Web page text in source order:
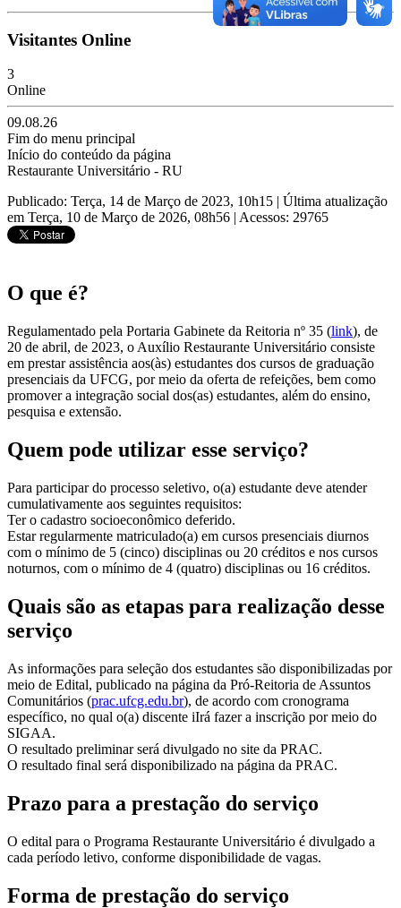
Visitantes Online
3
Online
09.08.26
Fim do menu principal
Início do conteúdo da página
Restaurante Universitário - RU
Publicado: Terça, 14 de Março de 2023, 10h15
Última atualização
em Terça, 10 de Março de 2026, 08h56 Acessos: 29765
O que é?
Regulamentado pela Portaria Gabinete da Reitoria nº 35 (link), de
20 de abril, de 2023, o Auxílio Restaurante Universitário consiste
em prestar assistência aos(às) estudantes dos cursos de graduação
presenciais da UFCG, por meio da oferta de refeições, bem como
promover a integração social dos(as) estudantes, além do ensino,
pesquisa e extensão.
Quem pode utilizar esse serviço?
Para participar do processo seletivo, o(a) estudante deve atender
cumulativamente aos seguintes requisitos:
Ter o cadastro socioeconômico deferido.
Estar regularmente matriculado(a) em cursos presenciais diurnos
com o mínimo de 5 (cinco) disciplinas ou 20 créditos e nos cursos
noturnos, com o mínimo de 4 (quatro) disciplinas ou 16 créditos.
Quais são as etapas para realização desse
serviço
As informações para seleção dos estudantes são disponibilizadas por
meio de Edital, publicado na página da Pró-Reitoria de Assuntos
Comunitários (prac.ufcg.edu.br), de acordo com cronograma
específico, no qual o(a) discente iIrá fazer a inscrição por meio do
SIGAA.
O resultado preliminar será divulgado no site da PRAC.
O resultado final será disponibilizado na página da PRAC.
Prazo para a prestação do serviço
O edital para o Programa Restaurante Universitário é divulgado a
cada período letivo, conforme disponibilidade de vagas.
Forma de prestação do serviço